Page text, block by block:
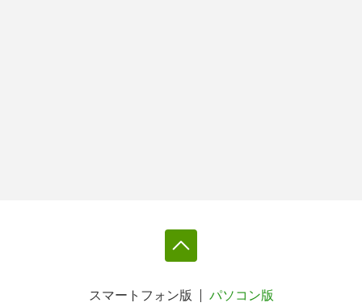
スマートフォン版 パソコン版